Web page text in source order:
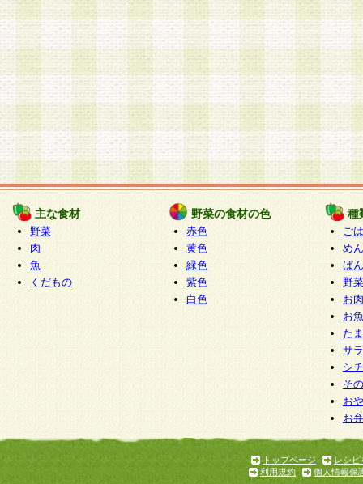
主な食材
野菜
肉
魚
くだもの
野菜の食材の色
赤色
黄色
緑色
紫色
白色
種
ご
めん
ぱん
野
お
お
た
サ
シ
そ
お
お
トップページ
レシピ
利用規約
個人情報保